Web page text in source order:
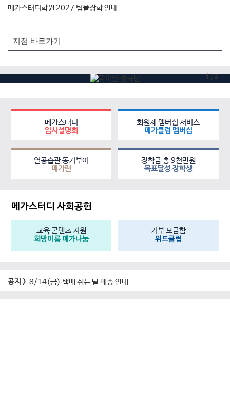
메가스터디학원 2027 팀플장학 안내
1 / 2
메가스터디
입시설명회
회원제 멤버십 서비스
메가클럽 멤버십
열공습관 동기부여
메가런
장학금 총 9천만원
목표달성 장학생
메가스터디 사회공헌
교육 콘텐츠 지원
희망이룸 메가나눔
기부 모금함
위드클럽
공지 > 8/14(금) 택배 쉬는 날 배송 안내